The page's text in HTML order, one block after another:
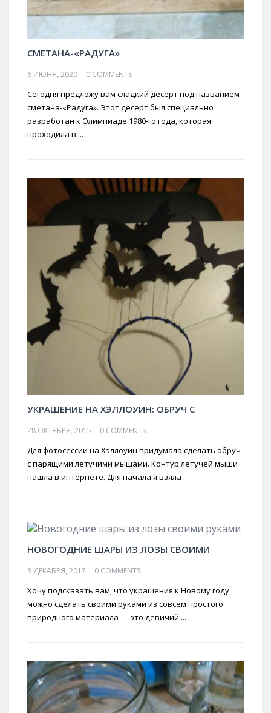
СМЕТАНА-«РАДУГА»
6 ИЮНЯ, 2020 0 COMMENTS
Сегодня предложу вам сладкий десерт под названием
сметана-«Радуга». Этот десерт был специально
разработан к Олимпиаде 1980-го года, которая
проходила в ...
УКРАШЕНИЕ НА ХЭЛЛОУИН: ОБРУЧ С
28 ОКТЯБРЯ, 2015 0 COMMENTS
Для фотосессии на Хэллоуин придумала сделать обруч
с парящими летучими мышами. Контур летучей мыши
нашла в интернете. Для начала я взяла ...
НОВОГОДНИЕ ШАРЫ ИЗ ЛОЗЫ СВОИМИ
3 ДЕКАБРЯ, 2017 0 COMMENTS
Хочу подсказать вам, что украшения к Новому году
можно сделать своими руками из совсем простого
природного материала — это девичий ...